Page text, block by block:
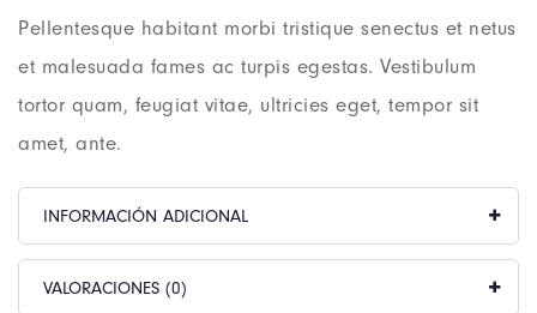
Pellentesque habitant morbi tristique senectus et netus
et malesuada fames ac turpis egestas. Vestibulum
tortor quam, feugiat vitae, ultricies eget, tempor sit
amet, ante.
INFORMACIÓN ADICIONAL
VALORACIONES (0)